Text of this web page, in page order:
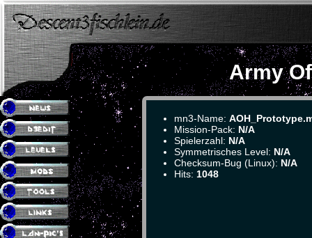
Army
mn3-Name:
Mission-Pack: N/A
Spielerzahl: N/A
Symmetrisches Level: N/A
Checksum-Bug (Linux): N/A
Hits: 1048